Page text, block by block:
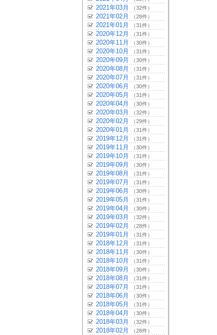
2021年03月 （32件）
2021年02月 （28件）
2021年01月 （31件）
2020年12月 （31件）
2020年11月 （30件）
2020年10月 （31件）
2020年09月 （30件）
2020年08月 （31件）
2020年07月 （31件）
2020年06月 （30件）
2020年05月 （31件）
2020年04月 （30件）
2020年03月 （32件）
2020年02月 （29件）
2020年01月 （31件）
2019年12月 （31件）
2019年11月 （30件）
2019年10月 （31件）
2019年09月 （30件）
2019年08月 （31件）
2019年07月 （31件）
2019年06月 （30件）
2019年05月 （31件）
2019年04月 （30件）
2019年03月 （32件）
2019年02月 （28件）
2019年01月 （31件）
2018年12月 （31件）
2018年11月 （30件）
2018年10月 （31件）
2018年09月 （30件）
2018年08月 （31件）
2018年07月 （31件）
2018年06月 （30件）
2018年05月 （31件）
2018年04月 （30件）
2018年03月 （32件）
2018年02月 （28件）